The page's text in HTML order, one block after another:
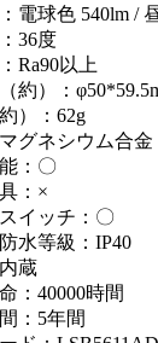
電球色 540lm /
36度
Ra90以上
約）：
）：62g
グネシウム合金
：〇
：×
イッチ：〇
水等級：IP40
蔵
：40000時間
：5年間